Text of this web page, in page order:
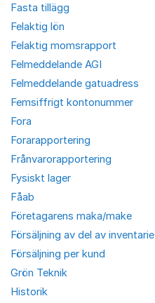
Fasta tillägg
Felaktig lön
Felaktig momsrapport
Felmeddelande AGI
Felmeddelande gatuadress
Femsiffrigt kontonummer
Fora
Forarapportering
Frånvarorapportering
Fysiskt lager
Fåab
Företagarens maka/make
Försäljning av del av inventarie
Försäljning per kund
Grön Teknik
Historik